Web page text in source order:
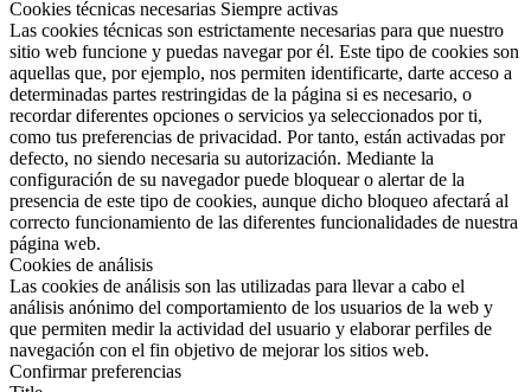
Cookies técnicas necesarias Siempre activas
Las cookies técnicas son estrictamente necesarias para que nuestro
sitio web funcione y puedas navegar por él. Este tipo de cookies son
aquellas que, por ejemplo, nos permiten identificarte, darte acceso a
determinadas partes restringidas de la página si es necesario, o
recordar diferentes opciones o servicios ya seleccionados por ti,
como tus preferencias de privacidad. Por tanto, están activadas por
defecto, no siendo necesaria su autorización. Mediante la
configuración de su navegador puede bloquear o alertar de la
presencia de este tipo de cookies, aunque dicho bloqueo afectará al
correcto funcionamiento de las diferentes funcionalidades de nuestra
página web.
Cookies de análisis
Las cookies de análisis son las utilizadas para llevar a cabo el
análisis anónimo del comportamiento de los usuarios de la web y
que permiten medir la actividad del usuario y elaborar perfiles de
navegación con el fin objetivo de mejorar los sitios web.
Confirmar preferencias